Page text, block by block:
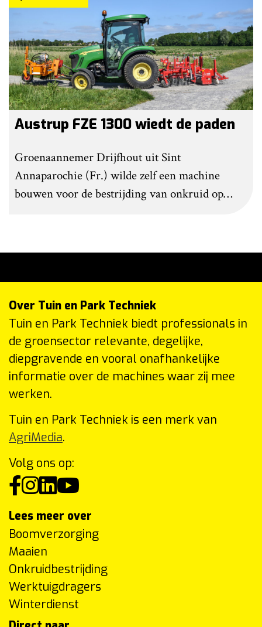
Austrup FZE 1300 wiedt de paden
Groenaannemer Drijfhout uit Sint
Annaparochie (Fr.) wilde zelf een machine
bouwen voor de bestrijding van onkruid op
Over Tuin en Park Techniek
Tuin en Park Techniek biedt professionals in
de groensector relevante, degelijke,
diepgravende en vooral onafhankelijke
informatie over de machines waar zij mee
werken.
Tuin en Park Techniek is een merk van
AgriMedia.
Volg ons op:
Lees meer over
Boomverzorging
Maaien
Onkruidbestrijding
Werktuigdragers
Winterdienst